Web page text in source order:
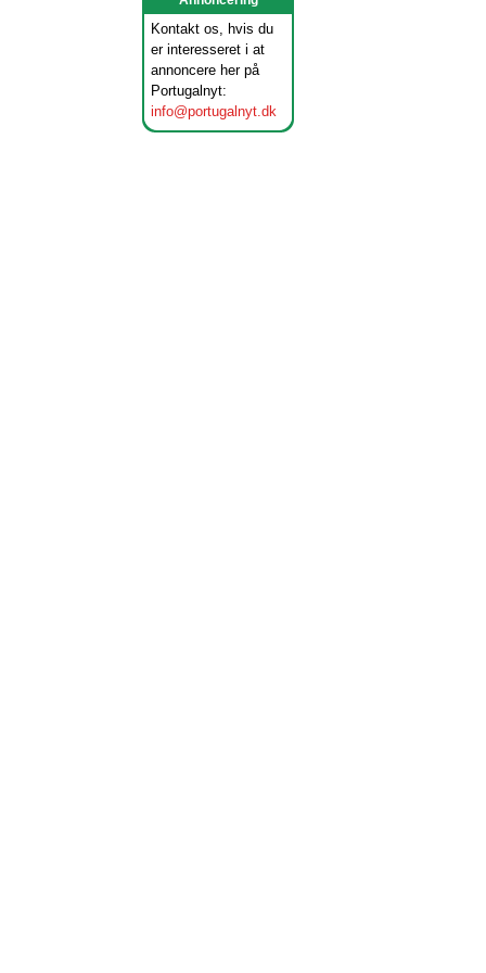
Kontakt os, hvis du
er interesseret i at
annoncere her på
Portugalnyt:
info@portugalnyt.dk